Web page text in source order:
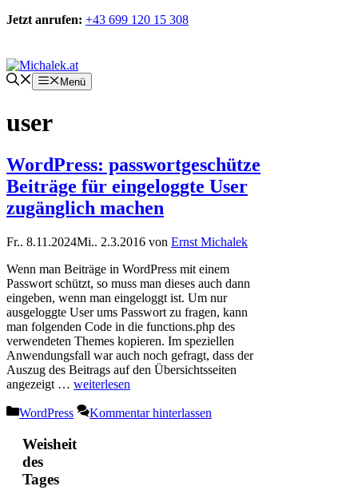
Zum
Jetzt anrufen: +43 699 120 15 308
Menü
user
WordPress: passwortgeschütze
Beiträge für eingeloggte User
zugänglich machen
Fr.. 8.11.2024Mi.. 2.3.2016 von Ernst Michalek
Wenn man Beiträge in WordPress mit einem
Passwort schützt, so muss man dieses auch dann
eingeben, wenn man eingeloggt ist. Um nur
ausgeloggte User ums Passwort zu fragen, kann
man folgenden Code in die functions.php des
verwendeten Themes kopieren. Im speziellen
Anwendungsfall war auch noch gefragt, dass der
Auszug des Beitrags auf den Übersichtsseiten
angezeigt … weiterlesen
Kategorien
WordPress Kommentar hinterlassen
Weisheit
des
Tages